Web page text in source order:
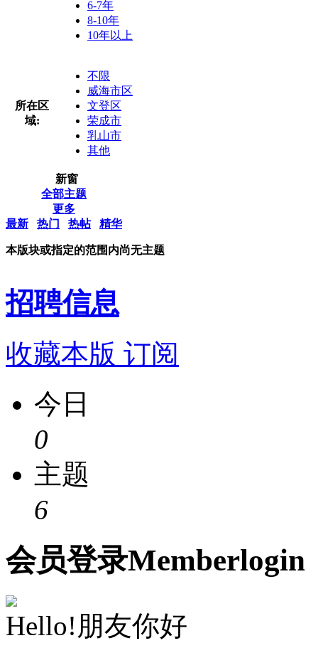
6-7年
8-10年
10年以上
所在区
域:
不限
威海市区
文登区
荣成市
乳山市
其他
新窗
全部主题
更多
最新
热门 热帖 精华
本版块或指定的范围内尚无主题
招聘信息
收藏本版 订阅
今日
0
主题
6
会员登录Memberlogin
Hello!朋友你好